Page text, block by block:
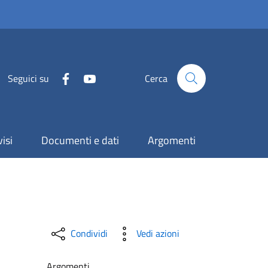
Seguici su Cerca
Documenti e dati Argomenti
Condividi Vedi azioni